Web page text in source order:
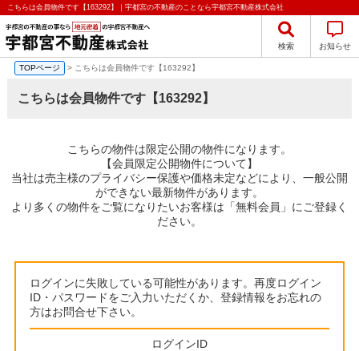
こちらは会員物件です【163292】｜宇都宮の不動産のことなら宇都宮不動産株式会社
検索 お知らせ
TOPページ > こちらは会員物件です【163292】
こちらは会員物件です【163292】
こちらの物件は限定公開の物件になります。
【会員限定公開物件について】
当社は売主様のプライバシー保護や価格未定などにより、一般公開
ができない最新物件があります。
より多くの物件をご覧になりたいお客様は「無料会員」にご登録く
ださい。
ログインに失敗している可能性があります。再度ログイン
ID・パスワードをご入力いただくか、登録情報をお忘れの
方はお問合せ下さい。
ログインID